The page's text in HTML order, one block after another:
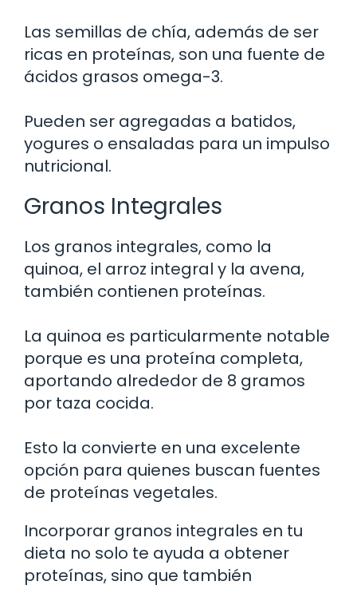
Las semillas de chía, además de ser
ricas en proteínas, son una fuente de
ácidos grasos omega-3.
Pueden ser agregadas a batidos,
yogures o ensaladas para un impulso
nutricional.
Granos Integrales
Los granos integrales, como la
quinoa, el arroz integral y la avena,
también contienen proteínas.
La quinoa es particularmente notable
porque es una proteína completa,
aportando alrededor de 8 gramos
por taza cocida.
Esto la convierte en una excelente
opción para quienes buscan fuentes
de proteínas vegetales.
Incorporar granos integrales en tu
dieta no solo te ayuda a obtener
proteínas, sino que también